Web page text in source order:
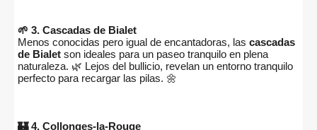
🌱 3. Cascadas de Bialet
Menos conocidas pero igual de encantadoras, las cascadas
de Bialet son ideales para un paseo tranquilo en plena
naturaleza. 🌿 Lejos del bullicio, revelan un entorno tranquilo
perfecto para recargar las pilas. 🌼
🏰 4. Collonges-la-Rouge